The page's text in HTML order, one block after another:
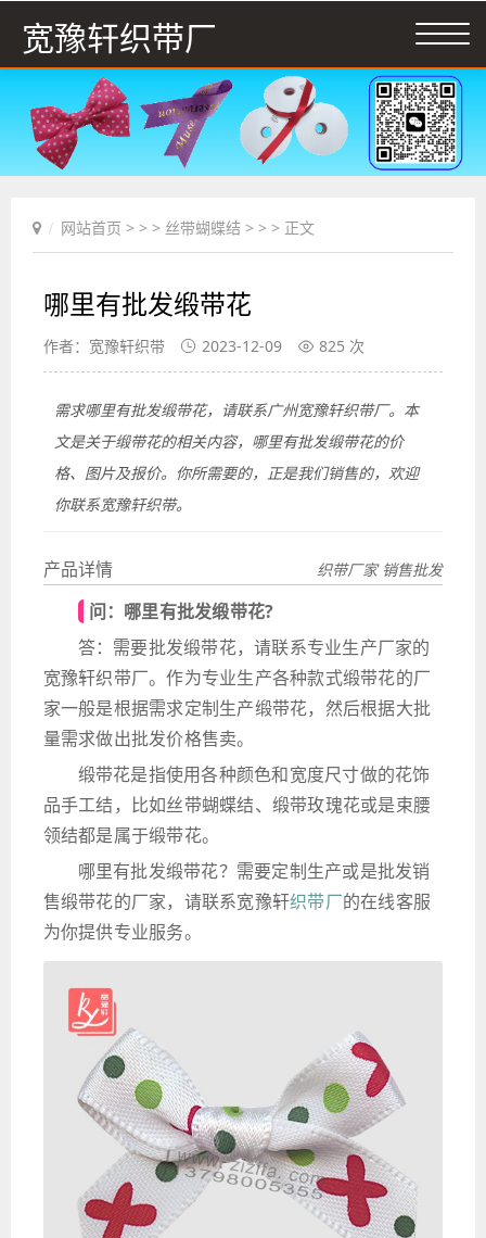
宽豫轩织带厂
网站首页 > > > 丝带蝴蝶结 > > > 正文
哪里有批发缎带花
作者：宽豫轩织带 2023-12-09 825 次
需求哪里有批发缎带花，请联系广州宽豫轩织带厂。本
文是关于缎带花的相关内容，哪里有批发缎带花的价
格、图片及报价。你所需要的，正是我们销售的，欢迎
你联系宽豫轩织带。
产品详情 织带厂家 销售批发
问：哪里有批发缎带花?
答：需要批发缎带花，请联系专业生产厂家的
宽豫轩织带厂。作为专业生产各种款式缎带花的厂
家一般是根据需求定制生产缎带花，然后根据大批
量需求做出批发价格售卖。
缎带花是指使用各种颜色和宽度尺寸做的花饰
品手工结，比如丝带蝴蝶结、缎带玫瑰花或是束腰
领结都是属于缎带花。
哪里有批发缎带花？需要定制生产或是批发销
售缎带花的厂家，请联系宽豫轩织带厂的在线客服
为你提供专业服务。